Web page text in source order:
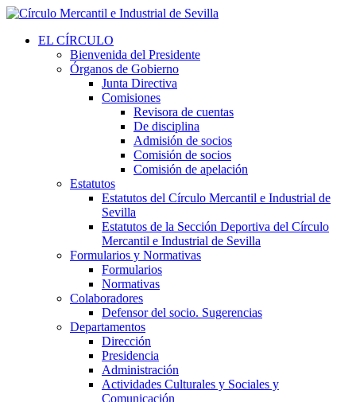
EL CÍRCULO
Bienvenida del Presidente
Órganos de Gobierno
Junta Directiva
Comisiones
Revisora de cuentas
De disciplina
Admisión de socios
Comisión de socios
Comisión de apelación
Estatutos
Estatutos del Círculo Mercantil e Industrial de
Sevilla
Estatutos de la Sección Deportiva del Círculo
Mercantil e Industrial de Sevilla
Formularios y Normativas
Formularios
Normativas
Colaboradores
Defensor del socio. Sugerencias
Departamentos
Dirección
Presidencia
Administración
Actividades Culturales y Sociales y
Comunicación